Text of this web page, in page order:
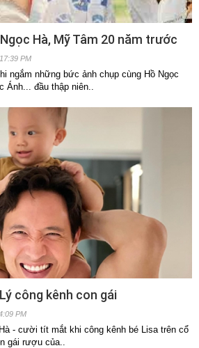
Hà, Mỹ Tâm 20 năm trước
PM
ngắm những bức ảnh chụp cùng Hồ Ngọc
Ánh... đầu thập niên..
công kênh con gái
PM
- cười tít mắt khi công kênh bé Lisa trên cổ
gái rượu của..